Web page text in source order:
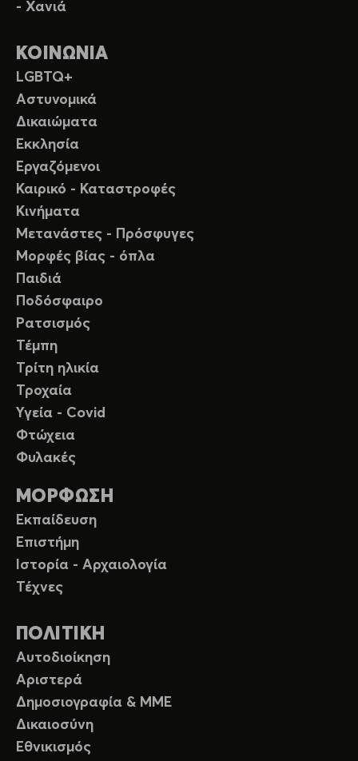
- Χανιά
ΚΟΙΝΩΝΙΑ
LGBTQ+
Αστυνομικά
Δικαιώματα
Εκκλησία
Εργαζόμενοι
Καιρικό - Καταστροφές
Κινήματα
Μετανάστες - Πρόσφυγες
Μορφές βίας - όπλα
Παιδιά
Ποδόσφαιρο
Ρατσισμός
Τέμπη
Τρίτη ηλικία
Τροχαία
Υγεία - Covid
Φτώχεια
Φυλακές
ΜΟΡΦΩΣΗ
Εκπαίδευση
Επιστήμη
Ιστορία - Αρχαιολογία
Τέχνες
ΠΟΛΙΤΙΚΗ
Αυτοδιοίκηση
Αριστερά
Δημοσιογραφία & ΜΜΕ
Δικαιοσύνη
Εθνικισμός